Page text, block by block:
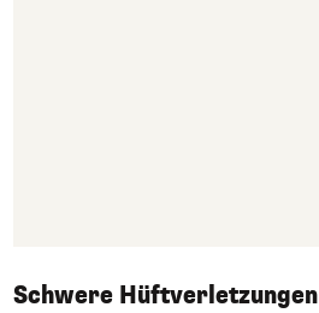
Schwere Hüftverletzungen